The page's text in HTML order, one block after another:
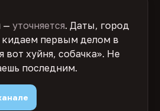
— уточняется. Даты, город
кидаем первым делом в
вот хуйня, собачка». Не
последним.